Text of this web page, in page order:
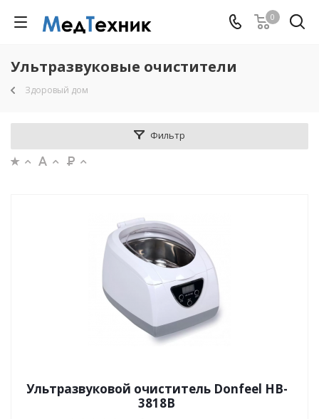
0
Ультразвуковые очистители
Здоровый дом
Фильтр
Ультразвуковой очиститель Donfeel HB-
3818B